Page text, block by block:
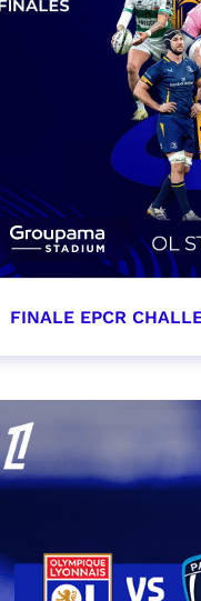
FINALE EPCR
date et heure à
RÉSERVER